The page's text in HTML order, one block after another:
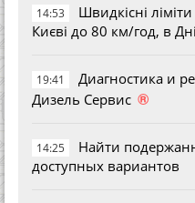
14:53
Швидкісні
Києві до 80 км/год, в
19:41
Диагностика и
Дизель Сервис ®
14:25
Найти
доступных вариантов